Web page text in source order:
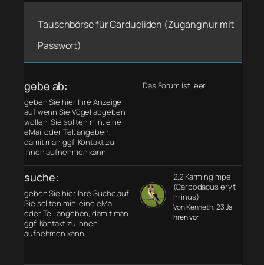
Tauschbörse für Cardueliden (Zugang nur mit
Passwort)
gebe ab:
geben Sie hier Ihre Anzeige
auf wenn Sie Vögel abgeben
wollen. Sie sollten min. eine
eMail oder Tel. angeben,
damit man ggf. Kontakt zu
Ihnen aufnehmen kann.
Das Forum ist leer.
suche:
geben Sie hier Ihre Suche auf.
Sie sollten min. eine eMail
oder Tel. angeben, damit man
ggf. Kontakt zu Ihnen
aufnehmen kann.
2,2 Karmingimpel
(Carpodacus eryt
hrinus)
Von Kenneth, 23 Ja
hren vor